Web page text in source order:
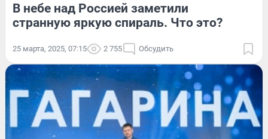
В небе над Россией заметили
странную яркую спираль. Что это?
25 марта, 2025, 07:15 2 755 Обсудить